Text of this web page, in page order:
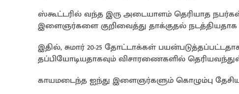
ஸ்கூட்டரில் வந்த இரு அடையாளம் தெரியாத நபர்கள்,
இளைஞர்களை குறிவைத்து தாக்குதல் நடத்தியதாக
இதில், சுமார் 20-25 தோட்டாக்கள்
தப்பியோடியதாகவும் விசாரணைகளில்
காயமடைந்த ஐந்து இளைஞர்களும் கொழும்பு